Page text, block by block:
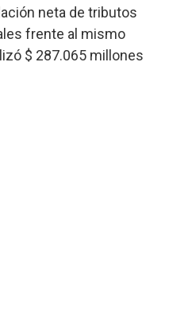
neta de tributos
frente al mismo
$ 287.065 millones